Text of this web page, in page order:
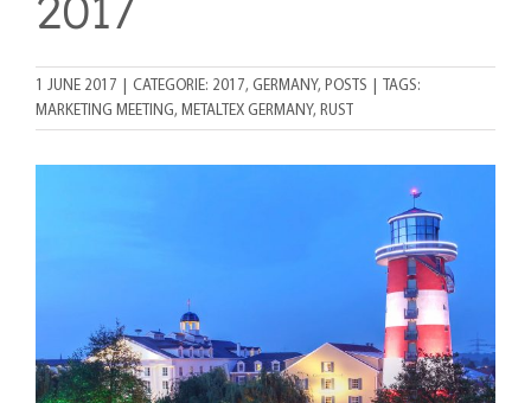
1 JUNE 2017 CATEGORIE: 2017, GERMANY, POSTS
TAGS:
MARKETING MEETING, METALTEX GERMANY, RUST